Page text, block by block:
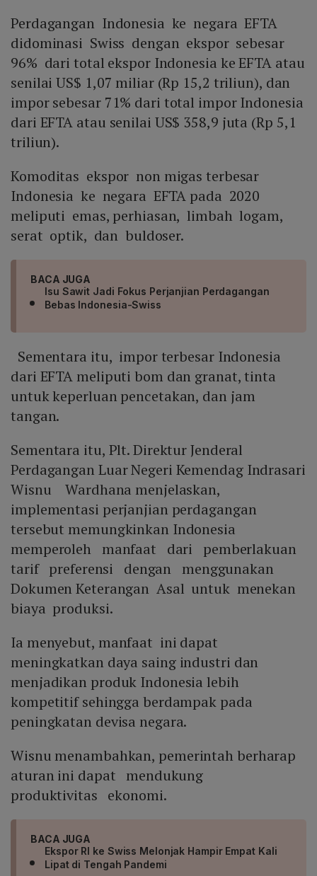
Perdagangan Indonesia ke negara EFTA
didominasi Swiss dengan ekspor sebesar
96% dari total ekspor Indonesia ke EFTA atau
senilai US$ 1,07 miliar (Rp 15,2 triliun), dan
impor sebesar 71% dari total impor Indonesia
dari EFTA atau senilai US$ 358,9 juta (Rp 5,1
triliun).
Komoditas ekspor non migas terbesar
Indonesia ke negara EFTA pada 2020
meliputi emas, perhiasan, limbah logam,
serat optik, dan buldoser.
BACA JUGA
Isu Sawit Jadi Fokus Perjanjian Perdagangan
Bebas Indonesia-Swiss
Sementara itu, impor terbesar Indonesia
dari EFTA meliputi bom dan granat, tinta
untuk keperluan pencetakan, dan jam
tangan.
Sementara itu, Plt. Direktur Jenderal
Perdagangan Luar Negeri Kemendag Indrasari
Wisnu Wardhana menjelaskan,
implementasi perjanjian perdagangan
tersebut memungkinkan Indonesia
memperoleh manfaat dari pemberlakuan
tarif preferensi dengan menggunakan
Dokumen Keterangan Asal untuk menekan
biaya produksi.
Ia menyebut, manfaat ini dapat
meningkatkan daya saing industri dan
menjadikan produk Indonesia lebih
kompetitif sehingga berdampak pada
peningkatan devisa negara.
Wisnu menambahkan, pemerintah berharap
aturan ini dapat mendukung
produktivitas ekonomi.
BACA JUGA
Ekspor RI ke Swiss Melonjak Hampir Empat Kali
Lipat di Tengah Pandemi